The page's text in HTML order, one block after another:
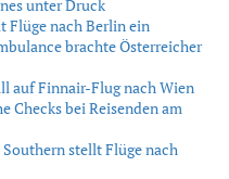
unter Druck
Flüge nach Berlin ein
brachte Österreicher
auf Finnair-Flug nach Wien
Checks bei Reisenden am
stellt Flüge nach